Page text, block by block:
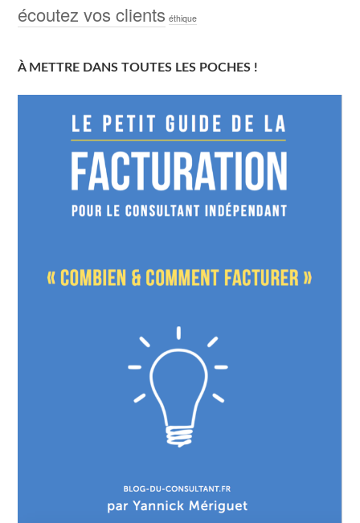
écoutez vos clients éthique
À METTRE DANS TOUTES LES POCHES !